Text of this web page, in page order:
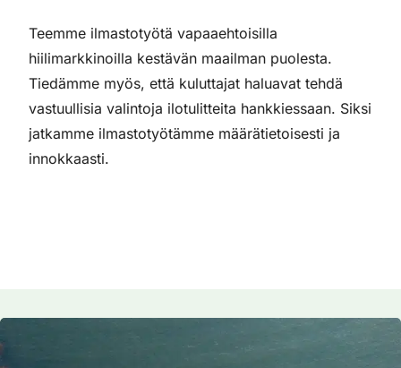
Teemme ilmastotyötä vapaaehtoisilla
hiilimarkkinoilla kestävän maailman puolesta.
Tiedämme myös, että kuluttajat haluavat tehdä
vastuullisia valintoja ilotulitteita hankkiessaan. Siksi
jatkamme ilmastotyötämme määrätietoisesti ja
innokkaasti.